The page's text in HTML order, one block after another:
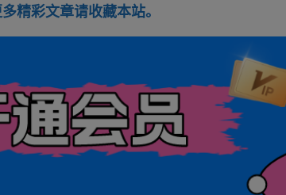
精彩文章请收藏本站。